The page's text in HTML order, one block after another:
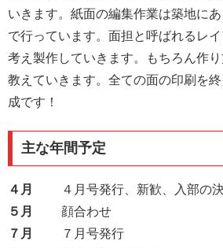
いきます。紙面の編集作業は築地に
で行っています。面担と呼ばれるレ
考え製作していきます。もちろん作
教えていきます。全ての面の印刷を
成です！
主な年間予定
４月
４月号発行、新歓、入部の
５月
顔合わせ
７月
７月号発行